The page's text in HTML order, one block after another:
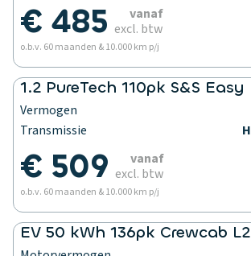
€ 485
vanaf
excl. btw
o.b.v. 60 maanden & 10.000 km p/j
1.2 PureTech 110pk S&S Easy
Vermogen
Transmissie
€ 509
vanaf
excl. btw
o.b.v. 60 maanden & 10.000 km p/j
EV 50 kWh 136pk Crewcab